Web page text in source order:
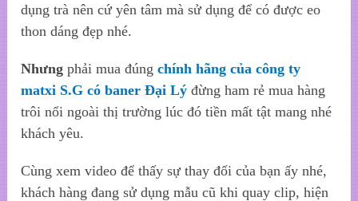
dụng trà nên cứ yên tâm mà sử dụng để có được eo
thon dáng đẹp nhé.
Nhưng phải mua đúngchính hãng của công ty
matxi S.G có baner Đại Lý đừng ham rẻ mua hàng
trôi nổi ngoài thị trường lúc đó tiền mất tật mang nhé
khách yêu.
Cùng xem video để thấy sự thay đổi của bạn ấy nhé,
khách hàng đang sử dụng mẫu cũ khi quay clip, hiện